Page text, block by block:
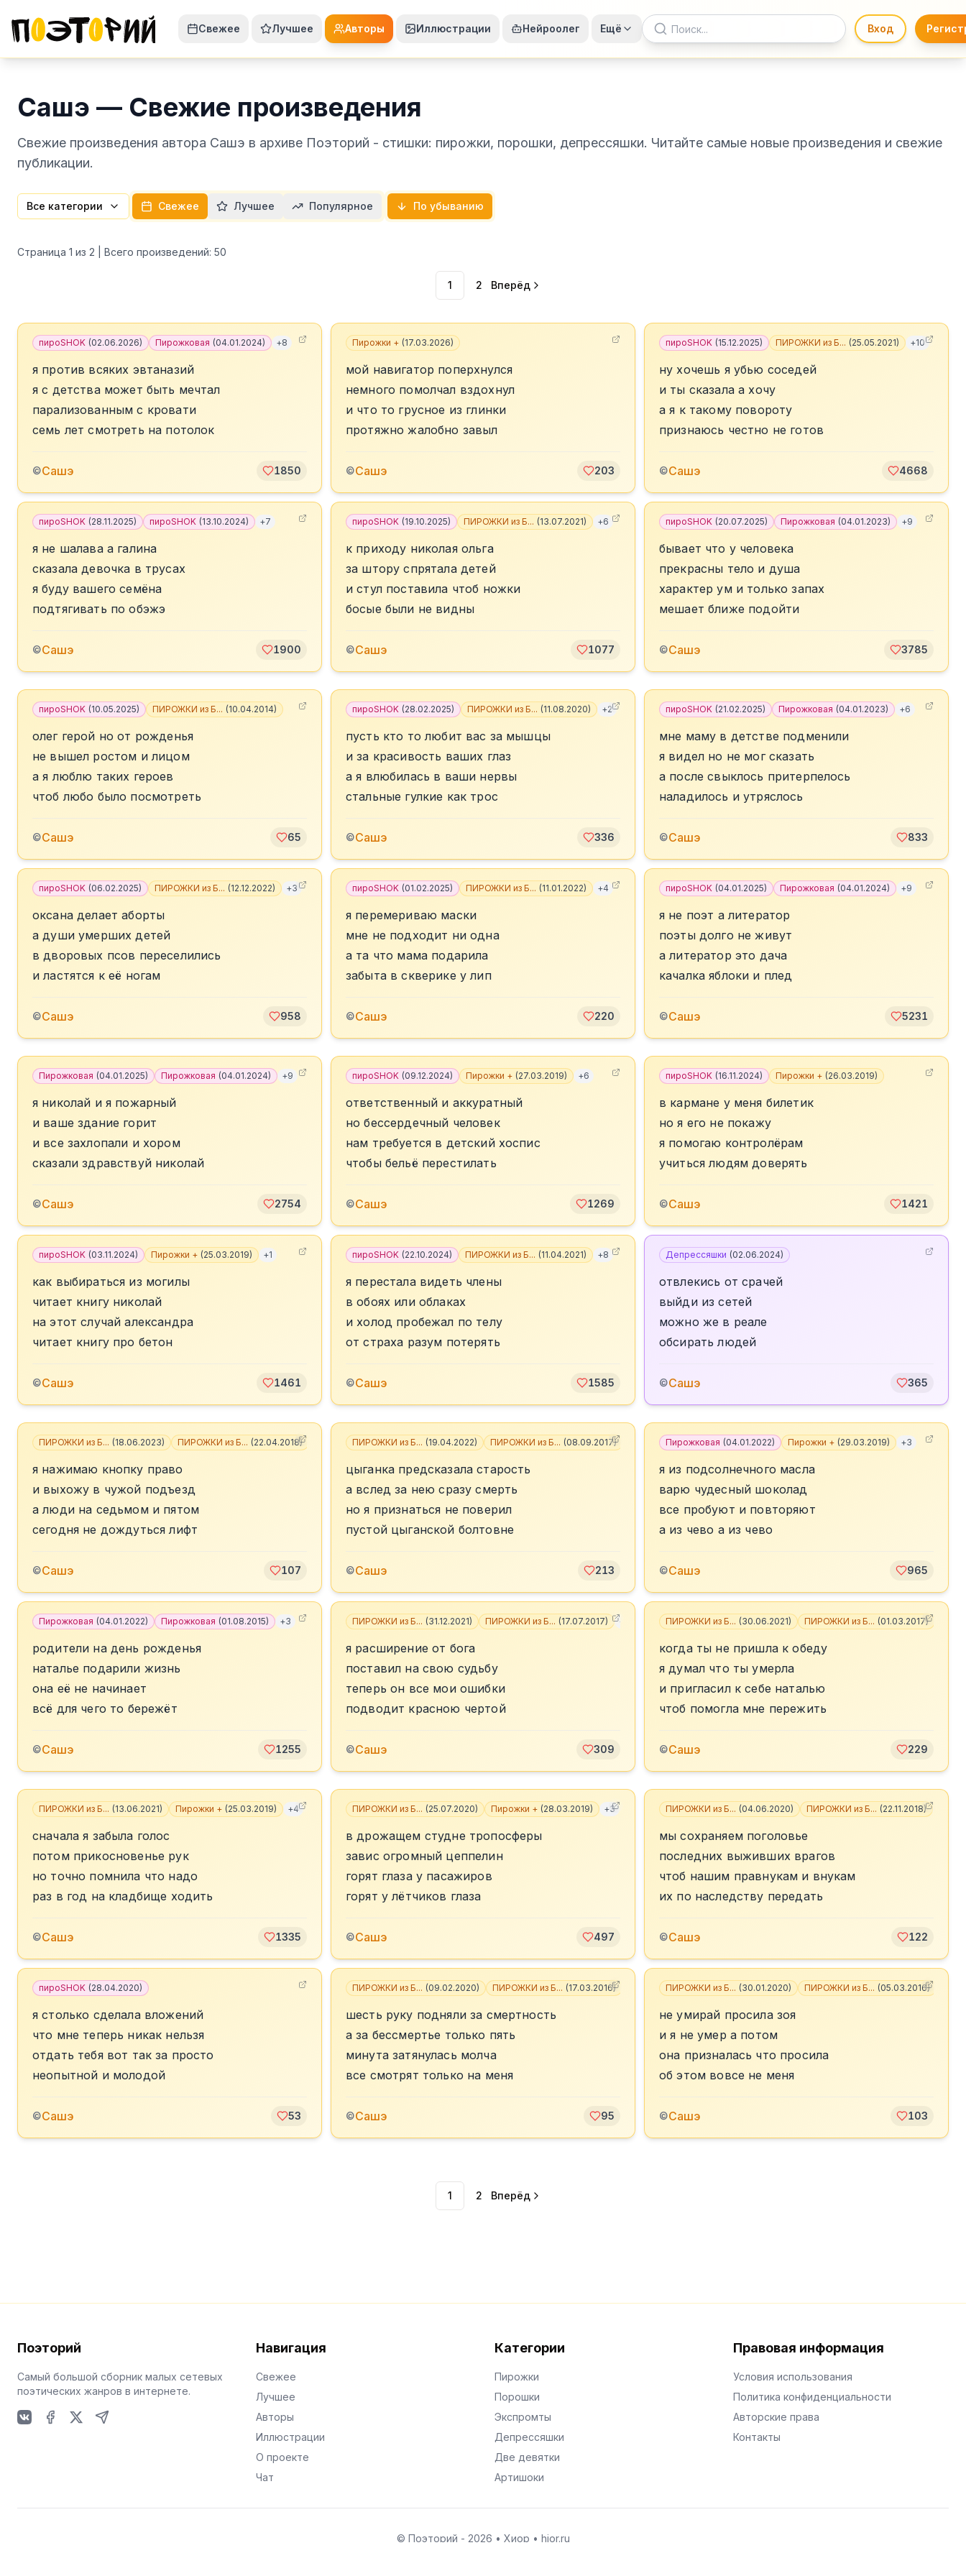
Свежее Лучшее Авторы Иллюстрации Нейроолег Ещё Вход
Сашэ — Свежие произведения
Свежие произведения автора Сашэ в архиве Поэторий - стишки: пирожки, порошки, депрессяшки. Читайте самые новые произведения и свежие
публикации.
Все категории Свежее Лучшее Популярное По убыванию
Страница 1 из 2 | Всего произведений: 50
1 2 Вперёд
пироSHOK (02.06.2026) Пирожковая (04.01.2024) +8
я против всяких эвтаназий
я с детства может быть мечтал
парализованным с кровати
семь лет смотреть на потолок
©Сашэ 1850
Пирожки + (17.03.2026)
мой навигатор поперхнулся
немного помолчал вздохнул
и что то грусное из глинки
протяжно жалобно завыл
©Сашэ 203
пироSHOK (15.12.2025) ПИРОЖКИ из Б... (25.05.2021) +10
ну хочешь я убью соседей
и ты сказала а хочу
а я к такому повороту
признаюсь честно не готов
©Сашэ 4668
пироSHOK (28.11.2025) пироSHOK (13.10.2024) +7
я не шалава а галина
сказала девочка в трусах
я буду вашего семёна
подтягивать по обэжэ
©Сашэ 1900
пироSHOK (19.10.2025) ПИРОЖКИ из Б... (13.07.2021) +6
к приходу николая ольга
за штору спрятала детей
и стул поставила чтоб ножки
босые были не видны
©Сашэ 1077
пироSHOK (20.07.2025) Пирожковая (04.01.2023) +9
бывает что у человека
прекрасны тело и душа
характер ум и только запах
мешает ближе подойти
©Сашэ 3785
пироSHOK (10.05.2025) ПИРОЖКИ из Б... (10.04.2014)
олег герой но от рожденья
не вышел ростом и лицом
а я люблю таких героев
чтоб любо было посмотреть
©Сашэ 65
пироSHOK (28.02.2025) ПИРОЖКИ из Б... (11.08.2020) +2
пусть кто то любит вас за мышцы
и за красивость ваших глаз
а я влюбилась в ваши нервы
стальные гулкие как трос
©Сашэ 336
пироSHOK (21.02.2025) Пирожковая (04.01.2023) +6
мне маму в детстве подменили
я видел но не мог сказать
а после свыклось притерпелось
наладилось и утряслось
©Сашэ 833
пироSHOK (06.02.2025) ПИРОЖКИ из Б... (12.12.2022) +3
оксана делает аборты
а души умерших детей
в дворовых псов переселились
и ластятся к её ногам
©Сашэ 958
пироSHOK (01.02.2025) ПИРОЖКИ из Б... (11.01.2022) +4
я перемериваю маски
мне не подходит ни одна
а та что мама подарила
забыта в скверике у лип
©Сашэ 220
пироSHOK (04.01.2025) Пирожковая (04.01.2024) +9
я не поэт а литератор
поэты долго не живут
а литератор это дача
качалка яблоки и плед
©Сашэ 5231
Пирожковая (04.01.2025) Пирожковая (04.01.2024) +9
я николай и я пожарный
и ваше здание горит
и все захлопали и хором
сказали здравствуй николай
©Сашэ 2754
пироSHOK (09.12.2024) Пирожки + (27.03.2019) +6
ответственный и аккуратный
но бессердечный человек
нам требуется в детский хоспис
чтобы бельё перестилать
©Сашэ 1269
пироSHOK (16.11.2024) Пирожки + (26.03.2019)
в кармане у меня билетик
но я его не покажу
я помогаю контролёрам
учиться людям доверять
©Сашэ 1421
пироSHOK (03.11.2024) Пирожки + (25.03.2019) +1
как выбираться из могилы
читает книгу николай
на этот случай александра
читает книгу про бетон
©Сашэ 1461
пироSHOK (22.10.2024) ПИРОЖКИ из Б... (11.04.2021) +8
я перестала видеть члены
в обоях или облаках
и холод пробежал по телу
от страха разум потерять
©Сашэ 1585
Депрессяшки (02.06.2024)
отвлекись от срачей
выйди из сетей
можно же в реале
обсирать людей
©Сашэ 365
ПИРОЖКИ из Б... (18.06.2023) ПИРОЖКИ из Б... (22.04.2018)
я нажимаю кнопку право
и выхожу в чужой подъезд
а люди на седьмом и пятом
сегодня не дождуться лифт
©Сашэ 107
ПИРОЖКИ из Б... (19.04.2022) ПИРОЖКИ из Б... (08.09.2017)
цыганка предсказала старость
а вслед за нею сразу смерть
но я признаться не поверил
пустой цыганской болтовне
©Сашэ 213
Пирожковая (04.01.2022) Пирожки + (29.03.2019) +3
я из подсолнечного масла
варю чудесный шоколад
все пробуют и повторяют
а из чево а из чево
©Сашэ 965
Пирожковая (04.01.2022) Пирожковая (01.08.2015) +3
родители на день рожденья
наталье подарили жизнь
она её не начинает
всё для чего то бережёт
©Сашэ 1255
ПИРОЖКИ из Б... (31.12.2021) ПИРОЖКИ из Б... (17.07.2017) +
я расширение от бога
поставил на свою судьбу
теперь он все мои ошибки
подводит красною чертой
©Сашэ 309
ПИРОЖКИ из Б... (30.06.2021) ПИРОЖКИ из Б... (01.03.2017)
когда ты не пришла к обеду
я думал что ты умерла
и пригласил к себе наталью
чтоб помогла мне пережить
©Сашэ 229
ПИРОЖКИ из Б... (13.06.2021) Пирожки + (25.03.2019) +4
сначала я забыла голос
потом прикосновенье рук
но точно помнила что надо
раз в год на кладбище ходить
©Сашэ 1335
ПИРОЖКИ из Б... (25.07.2020) Пирожки + (28.03.2019) +3
в дрожащем студне тропосферы
завис огромный цеппелин
горят глаза у пасажиров
горят у лётчиков глаза
©Сашэ 497
ПИРОЖКИ из Б... (04.06.2020) ПИРОЖКИ из Б... (22.11.2018)
мы сохраняем поголовье
последних выживших врагов
чтоб нашим правнукам и внукам
их по наследству передать
©Сашэ 122
пироSHOK (28.04.2020)
я столько сделала вложений
что мне теперь никак нельзя
отдать тебя вот так за просто
неопытной и молодой
©Сашэ 53
ПИРОЖКИ из Б... (09.02.2020) ПИРОЖКИ из Б... (17.03.2016)
шесть руку подняли за смертность
а за бессмертье только пять
минута затянулась молча
все смотрят только на меня
©Сашэ 95
ПИРОЖКИ из Б... (30.01.2020) ПИРОЖКИ из Б... (05.03.2016)
не умирай просила зоя
и я не умер а потом
она призналась что просила
об этом вовсе не меня
©Сашэ 103
1 2 Вперёд
Поэторий
Самый большой сборник малых сетевых
поэтических жанров в интернете.
Навигация
Свежее
Лучшее
Авторы
Иллюстрации
О проекте
Чат
Категории
Пирожки
Порошки
Экспромты
Депрессяшки
Две девятки
Артишоки
Правовая информация
Условия использования
Политика конфиденциальности
Авторские права
Контакты
© Поэторий - 2026 • Хиор • hior.ru